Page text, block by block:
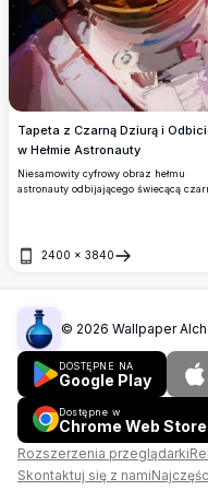
Tapeta z Czarną Dziurą i
w Hełmie Astronauty
Niesamowity cyfrowy obraz hełmu
astronauty odbijającego świecącą
kosmosu i kosmiczny zachwyt.
2400 × 3840
Otwórz
© 2026 Wallpaper
DOSTĘPNE NA
Google Play
Dostępne w
Chrome Web Store
Rozszerzenia przeglądarki
Skontaktuj się z nami